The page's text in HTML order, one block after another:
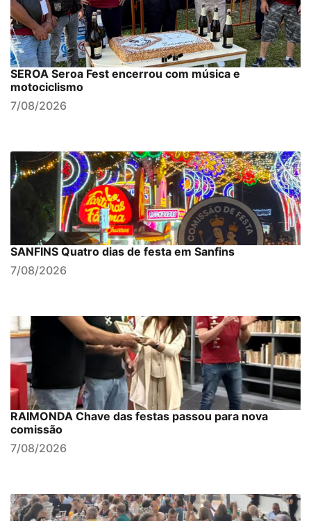
SEROA Seroa Fest encerrou com música e
motociclismo
7/08/2026
SANFINS Quatro dias de festa em Sanfins
7/08/2026
RAIMONDA Chave das festas passou para nova
comissão
7/08/2026